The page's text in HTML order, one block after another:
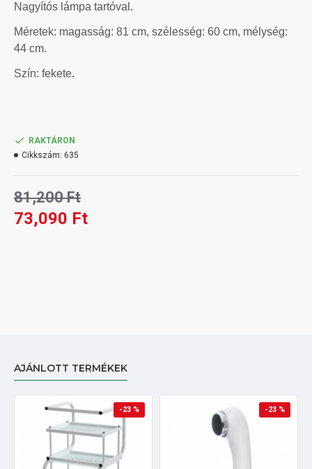
Nagyítós lámpa tartóval.
Méretek: magasság: 81 cm, szélesség: 60 cm, mélység:
44 cm.
Szín: fekete.
73,090 Ft
81,200 Ft
RAKTÁRON
Cikkszám: 635
AJÁNLOTT TERMÉKEK
-23 % -23 %